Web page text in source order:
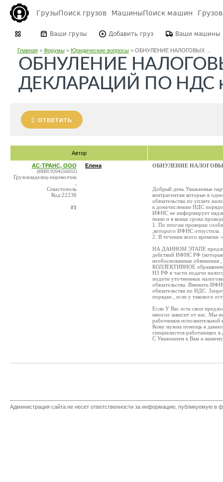
ГрузыПоиск грузов МашиныПоиск машин
Ваши грузы Добавить груз Ваши машины
Главная> Форумы> Юридические вопросы> ОБНУЛЕНИЕ НАЛОГОВЫХ ...
ОБНУЛЕНИЕ
ДЕКЛАРАЦИЙ ПО НДС
ОТВЕТИТЬ
Автор
АС-ТРАНС, ООО
(ИНН:9204556032)
Грузовладелец-перевозчик
Севастополь
Код:22236
#1
Елена ОБНУЛЕНИЕ
Добрый день Уважаемые
контрагентам которые в
обязательства по уплате
к доначислению НДС
ИФНС не информирует
пеню и в конце срока
1. По итогам проверки
,которого ИФНС отпустила.
2. В течении всего времени
НА ДАННОМ ЭТАПЕ
действий ИФНС РФ (которые
необоснованные
КОЛЛЕКТИВНОЕ обращение в
НЗ РФ в части подачи
подачи уточненных
обязательства. Вменить
обязательства по НДС.
порядке , если у такового
Если У Вас есть свои
многое зависит от нас. Мы
работников исполнительной
Кому нужна помощь в
специалистов работающих в
С Уважением к Вам и
Администрация сайта не несет ответственности за информацию, публикуемую